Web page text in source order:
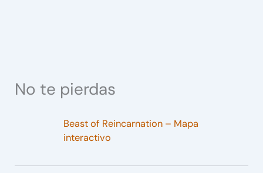
No te pierdas
Beast of Reincarnation – Mapa
interactivo